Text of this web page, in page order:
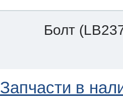
Болт
Запчасти в